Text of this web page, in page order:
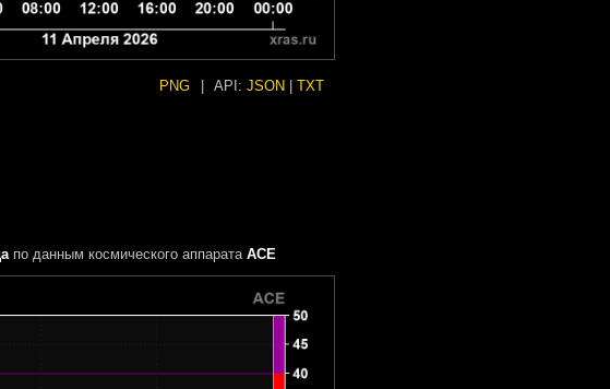
PNG API: JSON TXT
по данным космического аппарата ACE